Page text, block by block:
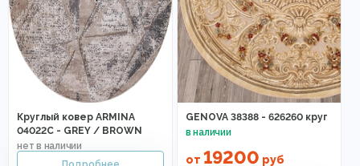
Круглый ковер ARMINA
04022C - GREY / BROWN
GENOVA 38388 - 626260 круг
от 19200 руб